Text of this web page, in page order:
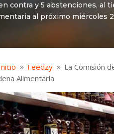
contra y 5 abstenciones, al
al próximo miércoles
9 Feedzy 9 La Comisión
Alimentaria